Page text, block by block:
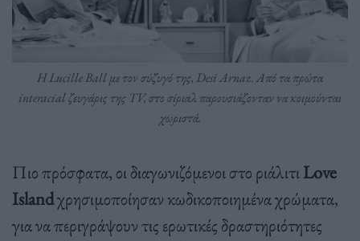
H Lucille Ball με τον σύζυγό της, Desi Arnaz. Από τα πρώτα
interacial ζευγάρις της TV, στο σίριαλ παρουσιάζονταν να κοιμούνται
χωριστά.
Πιο πρόσφατα, οι διαγωνιζόμενοι στο ριάλιτιLove
Islandχρησιμοποίησαν κωδικοποιημένα χρώματα,
για να περιγράψουν τις ερωτικές δραστηριότητες